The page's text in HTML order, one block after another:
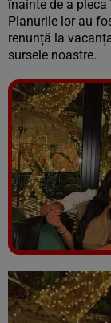
înainte de a
Planurile lor au
renunță la
sursele noastre.